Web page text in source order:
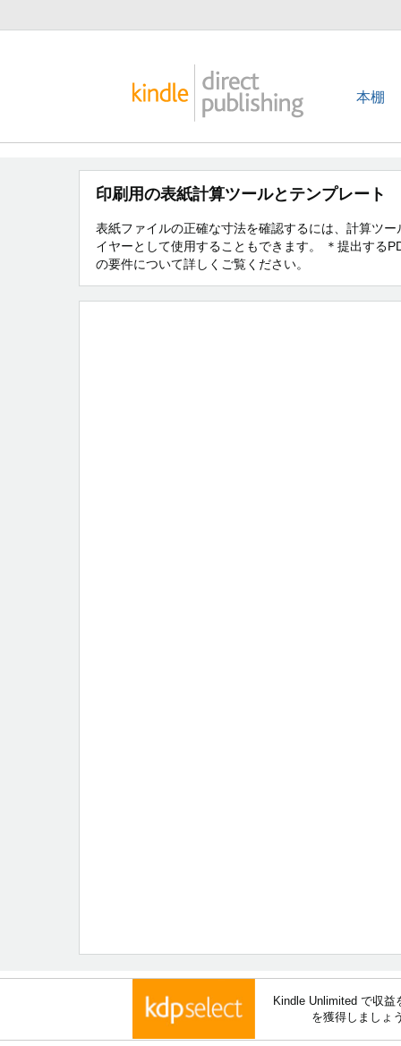
本棚
印刷用の表紙計算ツールとテンプレート
表紙ファイルの正確な寸法を確認するには、計算ツ
イヤーとして使用することもできます。 ＊提出する
の要件について詳しくご覧ください。
Kindle Unlimited で収
を獲得しましょ